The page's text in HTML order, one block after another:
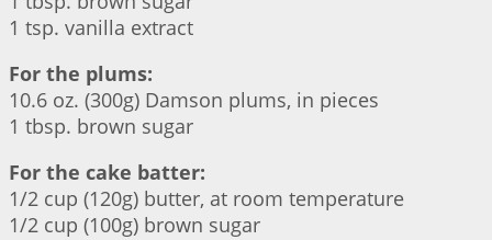
1 tsp. vanilla extract
For the plums:
10.6 oz. (300g) Damson plums, in pieces
1 tbsp. brown sugar
For the cake batter:
1/2 cup (120g) butter, at room temperature
1/2 cup (100g) brown sugar